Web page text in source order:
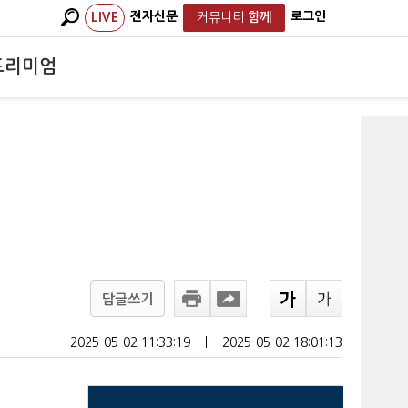
LIVE 전자신문 커뮤니티 함께 로그인
리미엄
답글쓰기
2025-05-02 11:33:19 2025-05-02 18:01:13